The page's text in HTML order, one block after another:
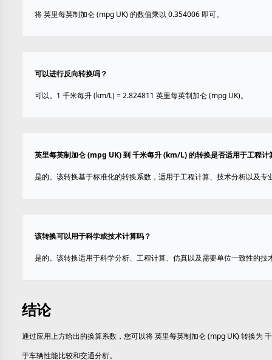
将 英里每英制加仑 (mpg UK) 的数值乘以 0.354006 即可。
可以进行反向转换吗？
可以。1 千米每升 (km/L) = 2.824811 英里每英制加仑 (mpg UK)。
英里每英制加仑 (mpg UK) 到 千米每升 (km/L) 的转换是否适用于工程计
是的。该转换基于标准化的转换系数，适用于工程计算、技术分析以及专
该转换可以用于科学或技术计算吗？
是的。该转换适用于科学分析、工程计算、仿真以及需要单位一致性的技
结论
通过应用上方给出的换算系数，您可以将 英里每英制加仑 (mpg UK) 转换为
于车辆性能比较和交通分析。